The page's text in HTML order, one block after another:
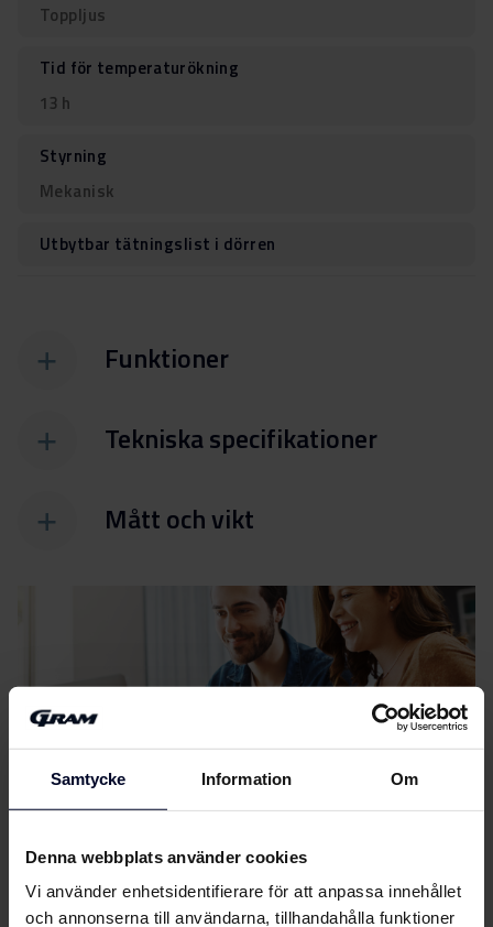
Samtycke Information Om
Denna webbplats använder cookies
Vi använder enhetsidentifierare för att anpassa innehållet
och annonserna till användarna, tillhandahålla funktioner
Toppljus
Tid för temperaturökning
13 h
Styrning
Mekanisk
Utbytbar tätningslist i dörren
Funktioner
Tekniska specifikationer
Mått och vikt
Filerladda ner
Energimärkning
(EN,DK,FI,SV,NO)